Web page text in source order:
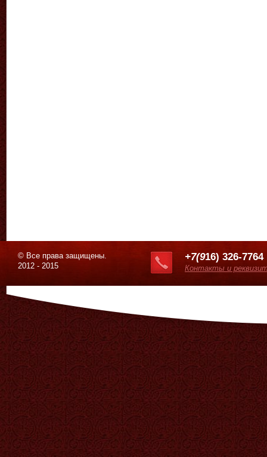
© Все права защищены.
2012 - 2015
+7(916) 326-7764
Контакты и